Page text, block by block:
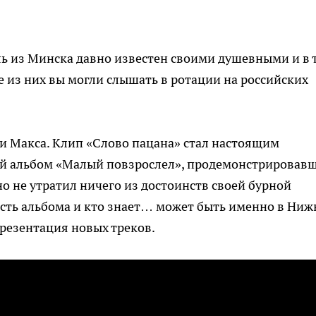
из Минска давно известен своими душевными и в
них вы могли слышать в ротации на российских
Макса. Клип «Слово пацана» стал настоящим
альбом «Малый повзрослел»,
не утратил ничего из достоинств своей бурной
альбома и кто знает… может быть именно в
новых треков.